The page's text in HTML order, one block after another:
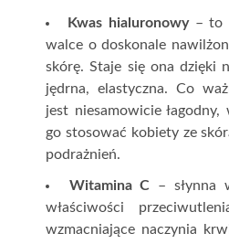
Kwas hialuronowy– to
walce o doskonale
skórę. Staje się ona dzięki
jędrna, elastyczna. Co
jest niesamowicie łagodny,
go stosować kobiety ze
podrażnień.
Witamina C – słynna
właściwości
wzmacniające naczynia